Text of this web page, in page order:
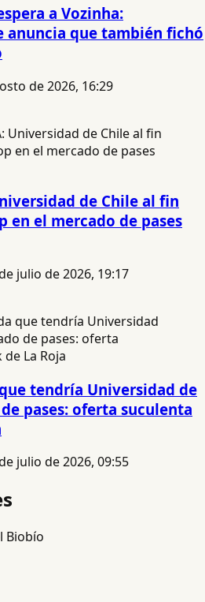
a Vozinha:
anuncia que también fichó
de 2026, 16:29
de Chile al fin
en el mercado de pases
julio de 2026, 19:17
tendría Universidad de
pases: oferta suculenta
julio de 2026, 09:55
Biobío